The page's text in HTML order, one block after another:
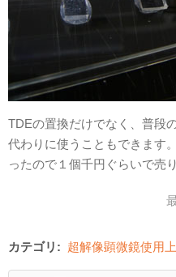
TDEの置換だけでなく、普段
代わりに使うこともできます
ったので１個千円ぐらいで売
カテゴリ: 超解像顕微鏡使用